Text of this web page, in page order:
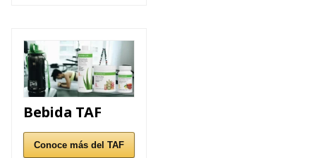
Bebida TAF
Conoce más del TAF